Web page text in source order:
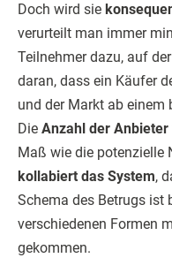
Doch wird sie
verurteilt man immer
Teilnehmer dazu, auf
daran, dass ein Käufer
und der Markt ab
Die Anzahl der Anbieter
Maß wie die potenzielle
kollabiert das System,
Schema des Betrugs ist
verschiedenen Formen
gekommen.